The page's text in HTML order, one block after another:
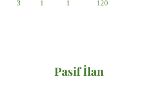
3 1 1 120
Pasif İlan